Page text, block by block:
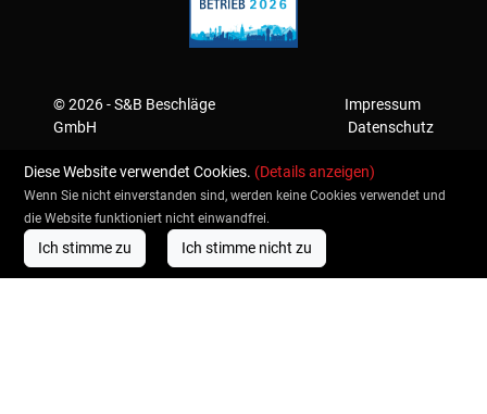
© 2026 - S&B Beschläge
GmbH
Impressum
Datenschutz
Diese Website verwendet Cookies. (Details anzeigen)
Wenn Sie nicht einverstanden sind, werden keine Cookies verwendet und
die Website funktioniert nicht einwandfrei.
Ich stimme zu Ich stimme nicht zu